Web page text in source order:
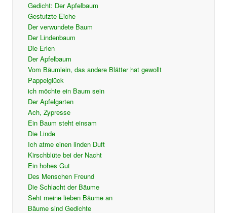
Gedicht: Der Apfelbaum
Gestutzte Eiche
Der verwundete Baum
Der Lindenbaum
Die Erlen
Der Apfelbaum
Vom Bäumlein, das andere Blätter hat gewollt
Pappelglück
ich möchte ein Baum sein
Der Apfelgarten
Ach, Zypresse
Ein Baum steht einsam
Die Linde
Ich atme einen linden Duft
Kirschblüte bei der Nacht
Ein hohes Gut
Des Menschen Freund
Die Schlacht der Bäume
Seht meine lieben Bäume an
Bäume sind Gedichte